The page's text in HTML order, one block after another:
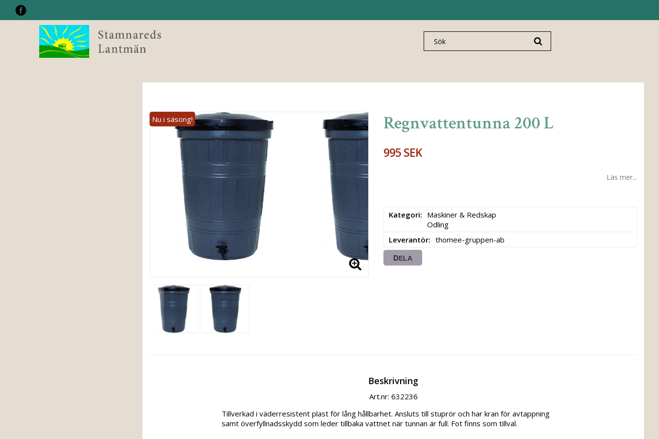
Regnvattentunna 200 L
995 SEK
Läs mer...
Kategori
Maskiner & Redskap
Odling
Leverantör
thomee-gruppen-ab
DELA
Beskrivning
Art.nr: 632236
Tillverkad i väderresistent plast för lång hållbarhet. Ansluts till stuprör och har kran för avtappning
samt överfyllnadsskydd som leder tillbaka vattnet när tunnan är full. Fot finns som tillval.